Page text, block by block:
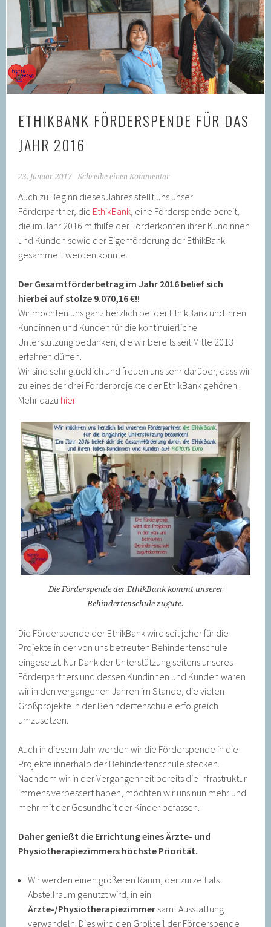
ETHIKBANK FÖRDERSPENDE FÜR DAS
JAHR 2016
23. Januar 2017 Schreibe einen Kommentar
Auch zu Beginn dieses Jahres stellt uns unser
Förderpartner, die EthikBank, eine Förderspende bereit,
die im Jahr 2016 mithilfe der Förderkonten ihrer Kundinnen
und Kunden sowie der Eigenförderung der EthikBank
gesammelt werden konnte.
Der Gesamtförderbetrag im Jahr 2016 belief sich
hierbei auf stolze 9.070,16 €!!
Wir möchten uns ganz herzlich bei der EthikBank und ihren
Kundinnen und Kunden für die kontinuierliche
Unterstützung bedanken, die wir bereits seit Mitte 2013
erfahren dürfen.
Wir sind sehr glücklich und freuen uns sehr darüber, dass wir
zu eines der drei Förderprojekte der EthikBank gehören.
Mehr dazu hier.
Die Förderspende der EthikBank kommt unserer
Behindertenschule zugute.
Die Förderspende der EthikBank wird seit jeher für die
Projekte in der von uns betreuten Behindertenschule
eingesetzt. Nur Dank der Unterstützung seitens unseres
Förderpartners und dessen Kundinnen und Kunden waren
wir in den vergangenen Jahren im Stande, die vielen
Großprojekte in der Behindertenschule erfolgreich
umzusetzen.
Auch in diesem Jahr werden wir die Förderspende in die
Projekte innerhalb der Behindertenschule stecken.
Nachdem wir in der Vergangenheit bereits die Infrastruktur
immens verbessert haben, möchten wir uns nun mehr und
mehr mit der Gesundheit der Kinder befassen.
Daher genießt die Errichtung eines Ärzte- und
Physiotherapiezimmers höchste Priorität.
Wir werden einen größeren Raum, der zurzeit als
Abstellraum genutzt wird, in ein
Ärzte-/Physiotherapiezimmer samt Ausstattung
verwandeln. Dies wird den Großteil der Förderspende